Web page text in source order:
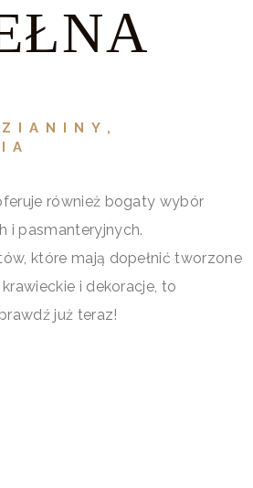
również bogaty wybór
i pasmanteryjnych.
które mają dopełnić tworzone
i dekoracje, to
już teraz!